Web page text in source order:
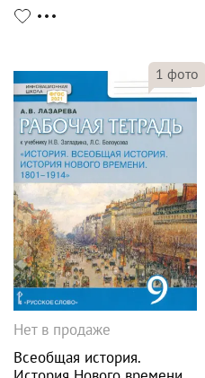
1 фото
Нет в продаже
Всеобщая история.